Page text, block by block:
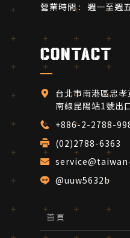
營業時間 : 週一至週
contact
台北市南港區忠
南線昆陽站1號出
+886-2-2788-
(02)2788-6363
@uuw5632b
首頁